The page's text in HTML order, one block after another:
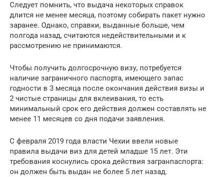
Следует помнить, что выдача некоторых справок
длится не менее месяца, поэтому собирать пакет нужно
заранее. Однако, справки, выданные больше, чем
полгода назад, считаются недействительными и к
рассмотрению не принимаются.
Чтобы получить долгосрочную визу, потребуется
наличие заграничного паспорта, имеющего запас
годности в 3 месяца после окончания действия визы и
2 чистые страницы для вклеивания, то есть
минимальный срок его действия должен составлять не
менее 11 месяцев со дня подачи заявления.
С февраля 2019 года власти Чехии ввели новые
правила выдачи виз для детей младше 15 лет. Эти
требования коснулись срока действия загранпаспорта:
он должен быть выдан не более 5 лет назад.